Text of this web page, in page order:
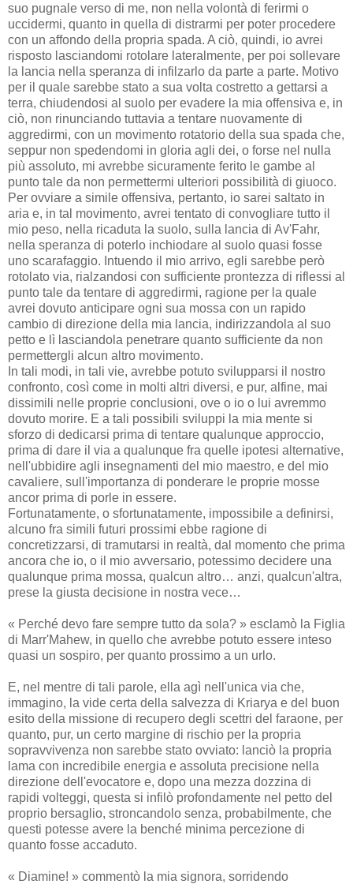
suo pugnale verso di me, non nella volontà di ferirmi o
uccidermi, quanto in quella di distrarmi per poter procedere
con un affondo della propria spada. A ciò, quindi, io avrei
risposto lasciandomi rotolare lateralmente, per poi sollevare
la lancia nella speranza di infilzarlo da parte a parte. Motivo
per il quale sarebbe stato a sua volta costretto a gettarsi a
terra, chiudendosi al suolo per evadere la mia offensiva e, in
ciò, non rinunciando tuttavia a tentare nuovamente di
aggredirmi, con un movimento rotatorio della sua spada che,
seppur non spedendomi in gloria agli dei, o forse nel nulla
più assoluto, mi avrebbe sicuramente ferito le gambe al
punto tale da non permettermi ulteriori possibilità di giuoco.
Per ovviare a simile offensiva, pertanto, io sarei saltato in
aria e, in tal movimento, avrei tentato di convogliare tutto il
mio peso, nella ricaduta la suolo, sulla lancia di Av'Fahr,
nella speranza di poterlo inchiodare al suolo quasi fosse
uno scarafaggio. Intuendo il mio arrivo, egli sarebbe però
rotolato via, rialzandosi con sufficiente prontezza di riflessi al
punto tale da tentare di aggredirmi, ragione per la quale
avrei dovuto anticipare ogni sua mossa con un rapido
cambio di direzione della mia lancia, indirizzandola al suo
petto e lì lasciandola penetrare quanto sufficiente da non
permettergli alcun altro movimento.
In tali modi, in tali vie, avrebbe potuto svilupparsi il nostro
confronto, così come in molti altri diversi, e pur, alfine, mai
dissimili nelle proprie conclusioni, ove o io o lui avremmo
dovuto morire. E a tali possibili sviluppi la mia mente si
sforzo di dedicarsi prima di tentare qualunque approccio,
prima di dare il via a qualunque fra quelle ipotesi alternative,
nell'ubbidire agli insegnamenti del mio maestro, e del mio
cavaliere, sull'importanza di ponderare le proprie mosse
ancor prima di porle in essere.
Fortunatamente, o sfortunatamente, impossibile a definirsi,
alcuno fra simili futuri prossimi ebbe ragione di
concretizzarsi, di tramutarsi in realtà, dal momento che prima
ancora che io, o il mio avversario, potessimo decidere una
qualunque prima mossa, qualcun altro… anzi, qualcun'altra,
prese la giusta decisione in nostra vece…
« Perché devo fare sempre tutto da sola? » esclamò la Figlia
di Marr'Mahew, in quello che avrebbe potuto essere inteso
quasi un sospiro, per quanto prossimo a un urlo.
E, nel mentre di tali parole, ella agì nell'unica via che,
immagino, la vide certa della salvezza di Kriarya e del buon
esito della missione di recupero degli scettri del faraone, per
quanto, pur, un certo margine di rischio per la propria
sopravvivenza non sarebbe stato ovviato: lanciò la propria
lama con incredibile energia e assoluta precisione nella
direzione dell'evocatore e, dopo una mezza dozzina di
rapidi volteggi, questa si infilò profondamente nel petto del
proprio bersaglio, stroncandolo senza, probabilmente, che
questi potesse avere la benché minima percezione di
quanto fosse accaduto.
« Diamine! » commentò la mia signora, sorridendo